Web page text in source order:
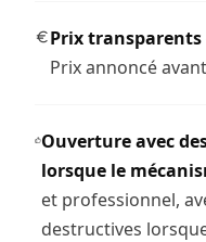
Prix transparents
Prix annoncé
Ouverture avec
lorsque le
et professionnel,
destructives